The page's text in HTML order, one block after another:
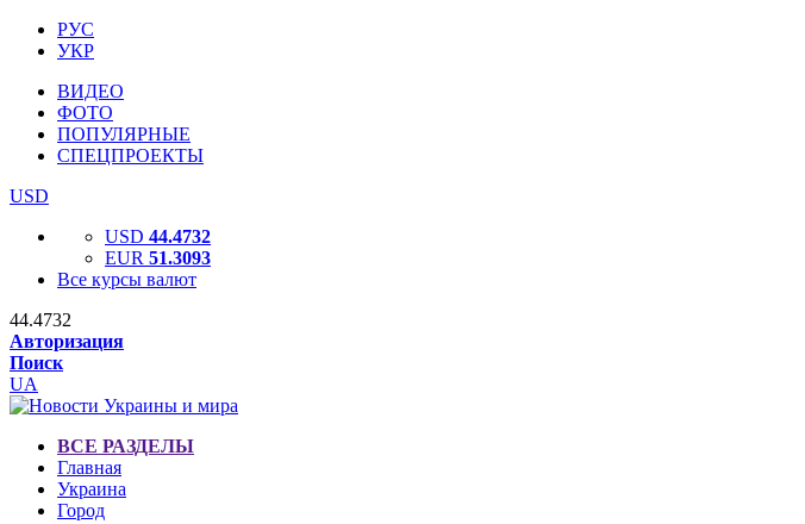
РУС
УКР
ВИДЕО
ФОТО
ПОПУЛЯРНЫЕ
СПЕЦПРОЕКТЫ
USD
USD 44.4732
EUR 51.3093
Все курсы валют
44.4732
Авторизация
Поиск
UA
ВСЕ РАЗДЕЛЫ
Главная
Украина
Город